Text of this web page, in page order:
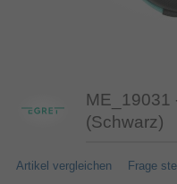
ME_19031
(Schwarz)
Artikel vergleichen Frage